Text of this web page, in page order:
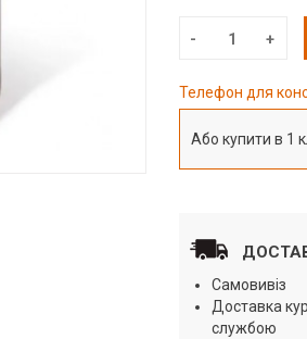
Телефон для
Або купити в 1
Самовивіз
Доставка
службою